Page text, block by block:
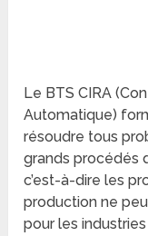
Le BTS CIRA
Automatique)
résoudre tous
grands procédés
c’est-à-dire les
production ne
pour les